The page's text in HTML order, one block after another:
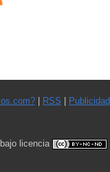
| RSS Publicidad
licencia